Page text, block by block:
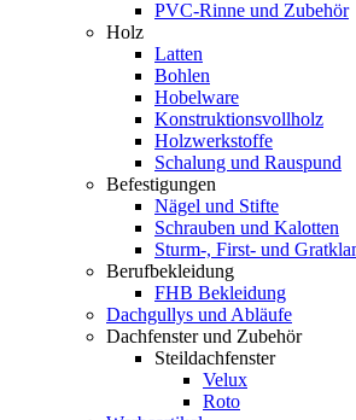
PVC-Rinne und Zubehör
Holz
Latten
Bohlen
Hobelware
Konstruktionsvollholz
Holzwerkstoffe
Schalung und Rauspund
Befestigungen
Nägel und Stifte
Schrauben und Kalotten
Sturm-, First- und
Berufbekleidung
FHB Bekleidung
Dachgullys und Abläufe
Dachfenster und Zubehör
Steildachfenster
Velux
Roto